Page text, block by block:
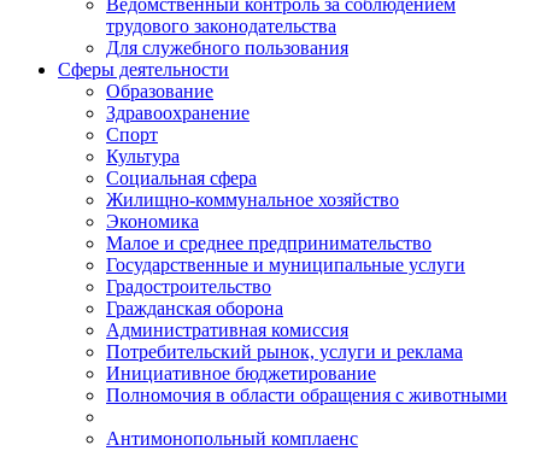
Ведомственный контроль за соблюдением
трудового законодательства
Для служебного пользования
Сферы деятельности
Образование
Здравоохранение
Спорт
Культура
Социальная сфера
Жилищно-коммунальное хозяйство
Экономика
Малое и среднее предпринимательство
Государственные и муниципальные услуги
Градостроительство
Гражданская оборона
Административная комиссия
Потребительский рынок, услуги и реклама
Инициативное бюджетирование
Полномочия в области обращения с животными
Антимонопольный комплаенс